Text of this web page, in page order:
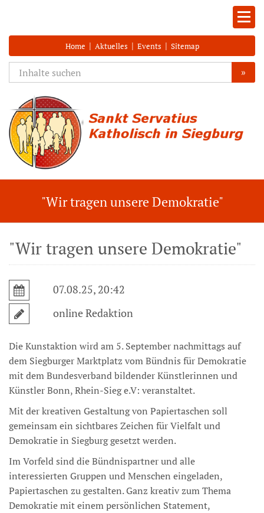
Home | Aktuelles | Events | Sitemap
»
"Wir tragen unsere Demokratie"
"Wir tragen unsere Demokratie"
07.08.25, 20:42
online Redaktion
Die Kunstaktion wird am 5. September nachmittags auf
dem Siegburger Marktplatz vom Bündnis für Demokratie
mit dem Bundesverband bildender Künstlerinnen und
Künstler Bonn, Rhein-Sieg e.V: veranstaltet.
Mit der kreativen Gestaltung von Papiertaschen soll
gemeinsam ein sichtbares Zeichen für Vielfalt und
Demokratie in Siegburg gesetzt werden.
Im Vorfeld sind die Bündnispartner und alle
interessierten Gruppen und Menschen eingeladen,
Papiertaschen zu gestalten. Ganz kreativ zum Thema
Demokratie mit einem persönlichen Statement,